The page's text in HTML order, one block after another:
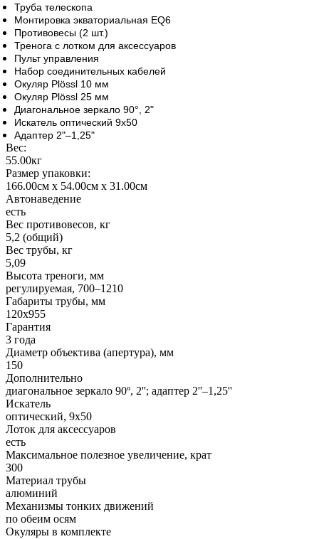
Труба телескопа
Монтировка экваториальная EQ6
Противовесы (2 шт.)
Тренога с лотком для аксессуаров
Пульт управления
Набор соединительных кабелей
Окуляр Plössl 10 мм
Окуляр Plössl 25 мм
Диагональное зеркало 90°, 2"
Искатель оптический 9х50
Адаптер 2"–1,25"
Вес:
55.00кг
Размер упаковки:
166.00см x 54.00см x 31.00см
Автонаведение
есть
Вес противовесов, кг
5,2 (общий)
Вес трубы, кг
5,09
Высота треноги, мм
регулируемая, 700–1210
Габариты трубы, мм
120х955
Гарантия
3 года
Диаметр объектива (апертура), мм
150
Дополнительно
диагональное зеркало 90º, 2''; адаптер 2''–1,25''
Искатель
оптический, 9x50
Лоток для аксессуаров
есть
Максимальное полезное увеличение, крат
300
Материал трубы
алюминий
Механизмы тонких движений
по обеим осям
Окуляры в комплекте